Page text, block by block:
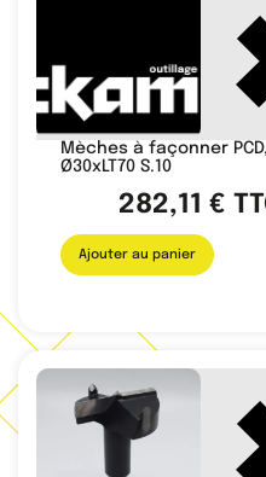
Mèches à façonner
Ø30xLT70 S.10
282,11€
Ajouter au panier